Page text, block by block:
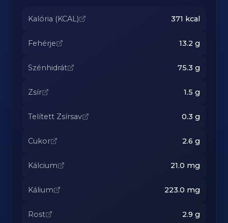
Kalória (KCAL) 371 kcal
Fehérje 13.2 g
Szénhidrát 75.3 g
Zsír 1.5 g
Telített Zsírsav 0.3 g
Cukor 2.6 g
Kálcium 21.0 mg
Kálium 223.0 mg
Rost 2.9 g